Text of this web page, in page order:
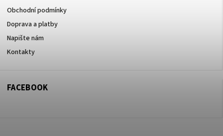
Obchodní podmínky
Doprava a platby
Napište nám
Kontakty
FACEBOOK